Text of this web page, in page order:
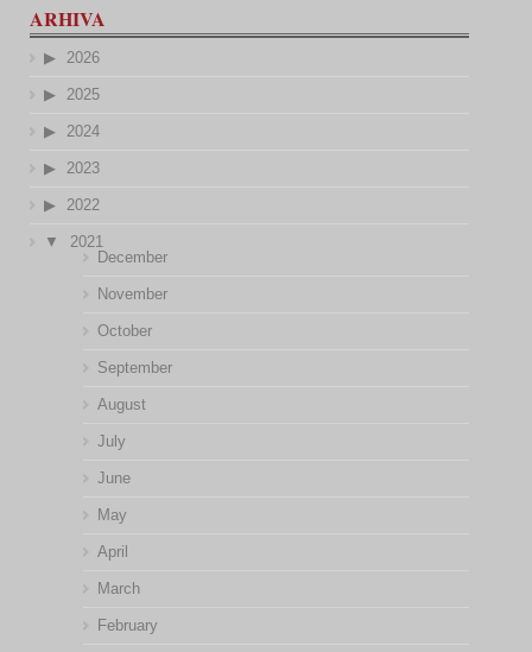
ARHIVA
2026
2025
2024
2023
2022
2021
December
November
October
September
August
July
June
May
April
March
February